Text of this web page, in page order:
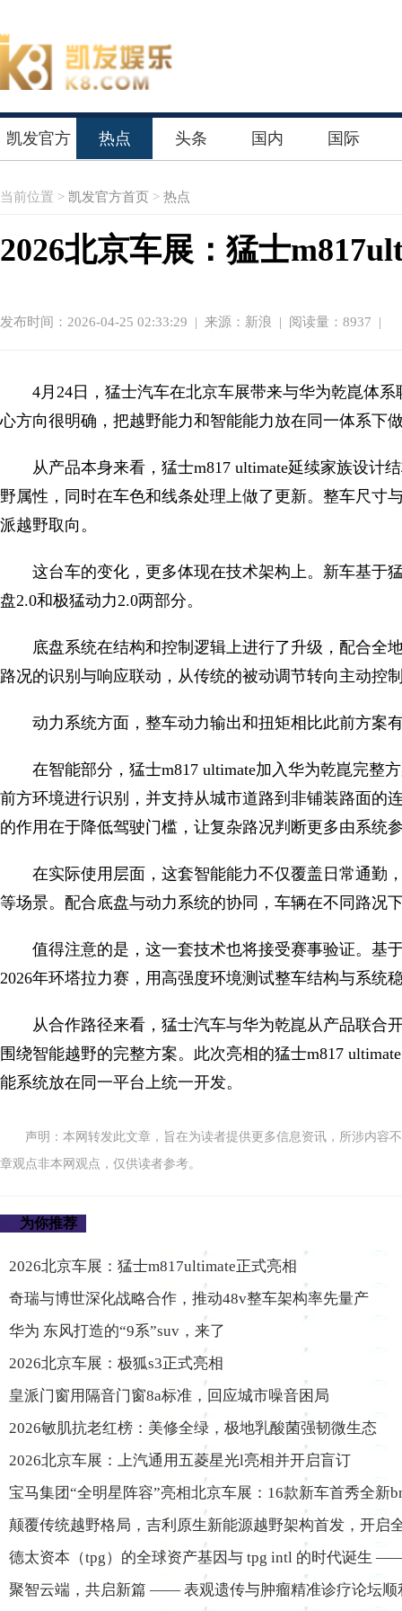
凯发官方 热点 头条 国内 国际
当前位置 > 凯发官方首页 > 热点
2026北京车展：猛士
发布时间：2026-04-25 02:33:29 | 来源：新浪 | 阅读量：8937 |
4月24日，猛士汽车在北京车展带来与华为乾崑体
心方向很明确，把越野能力和智能能力放在同一体系下
从产品本身来看，猛士m817 ultimate延续家族设计
野属性，同时在车色和线条处理上做了更新。整车尺寸
派越野取向。
这台车的变化，更多体现在技术架构上。新车基于
盘2.0和极猛动力2.0两部分。
底盘系统在结构和控制逻辑上进行了升级，配合全
路况的识别与响应联动，从传统的被动调节转向主动控
动力系统方面，整车动力输出和扭矩相比此前方案
在智能部分，猛士m817 ultimate加入华为乾崑完整
前方环境进行识别，并支持从城市道路到非铺装路面的
的作用在于降低驾驶门槛，让复杂路况判断更多由系统
在实际使用层面，这套智能能力不仅覆盖日常通勤
等场景。配合底盘与动力系统的协同，车辆在不同路况
值得注意的是，这一套技术也将接受赛事验证。基
2026年环塔拉力赛，用高强度环境测试整车结构与系统
从合作路径来看，猛士汽车与华为乾崑从产品联合
围绕智能越野的完整方案。此次亮相的猛士m817
能系统放在同一平台上统一开发。
声明：本网转发此文章，旨在为读者提供更多信息资讯，所涉内容
章观点非本网观点，仅供读者参考。
为你推荐
2026北京车展：猛士m817ultimate正式亮相
奇瑞与博世深化战略合作，推动48v整车架构率先量产
华为 东风打造的“9系”suv，来了
2026北京车展：极狐s3正式亮相
皇派门窗用隔音门窗8a标准，回应城市噪音困局
2026敏肌抗老红榜：美修全绿，极地乳酸菌强韧微生态
2026北京车展：上汽通用五菱星光l亮相并开启盲订
宝马集团“全明星阵容”亮相北京车展：16款新车首秀全新
颠覆传统越野格局，吉利原生新能源越野架构首发，开启
德太资本（tpg）的全球资产基因与 tpg intl 的时代诞生
聚智云端，共启新篇 —— 表观遗传与肿瘤精准诊疗论坛顺